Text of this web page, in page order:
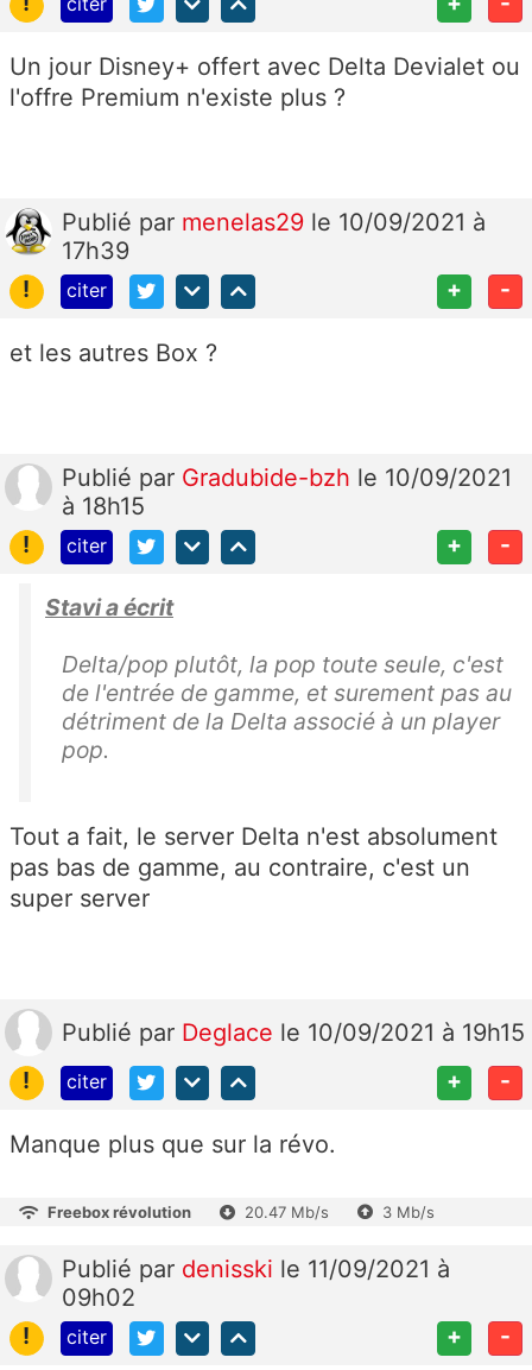
Un jour Disney+ offert avec Delta Devialet ou
l'offre Premium n'existe plus ?
Publié par menelas29 le 10/09/2021 à
17h39
!
citer + -
et les autres Box ?
Publié par Gradubide-bzh le 10/09/2021
à 18h15
!
citer + -
Stavi a écrit
Delta/pop plutôt, la pop toute seule, c'est
de l'entrée de gamme, et surement pas au
détriment de la Delta associé à un player
pop.
Tout a fait, le server Delta n'est absolument
pas bas de gamme, au contraire, c'est un
super server
Publié par Deglace le 10/09/2021 à 19h15
!
citer + -
Manque plus que sur la révo.
Freebox révolution 20.47 Mb/s 3 Mb/s
Publié par denisski le 11/09/2021 à
09h02
!
citer + -